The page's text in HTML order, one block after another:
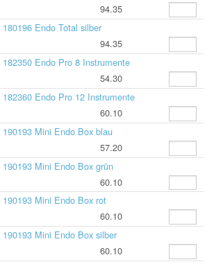
94.35
180196 Endo Total silber
94.35
182350 Endo Pro 8 Instrumente
54.30
182360 Endo Pro 12 Instrumente
60.10
190193 Mini Endo Box blau
57.20
190193 Mini Endo Box grün
60.10
190193 Mini Endo Box rot
60.10
190193 Mini Endo Box silber
60.10